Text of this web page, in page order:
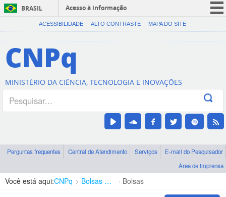
BRASIL
Acesso à informação
CORONAVÍRUS (COVID-19)
Canais
ACESSIBILIDADE ALTO CONTRASTE MAPA DO SITE
CNPq
MINISTÉRIO DA CIÊNCIA, TECNOLOGIA E INOVAÇÕES
Perguntas frequentes Central de Atendimento Serviços
E-mail do Pesquisador
Área de imprensa
Você está aqui:CNPq Bolsas e Auxílios Vigentes Bolsas